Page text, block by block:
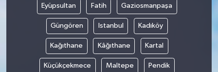
Eyüpsultan Fatih Gaziosmanpaşa
Güngören Istanbul Kadıköy
Kağıthane Kâğıthane Kartal
Küçükçekmece Maltepe Pendik